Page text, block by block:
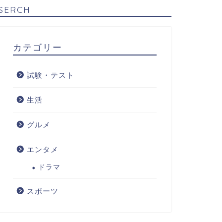
カテゴリー
試験・テスト
生活
グルメ
エンタメ
ドラマ
スポーツ